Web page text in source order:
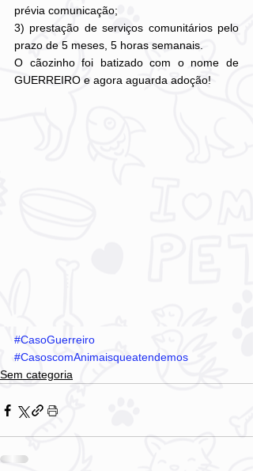
prévia comunicação;
3) prestação de serviços comunitários pelo
prazo de 5 meses, 5 horas semanais.
O cãozinho foi batizado com o nome de
GUERREIRO e agora aguarda adoção!
#CasoGuerreiro
#CasoscomAnimaisqueatendemos
Sem categoria